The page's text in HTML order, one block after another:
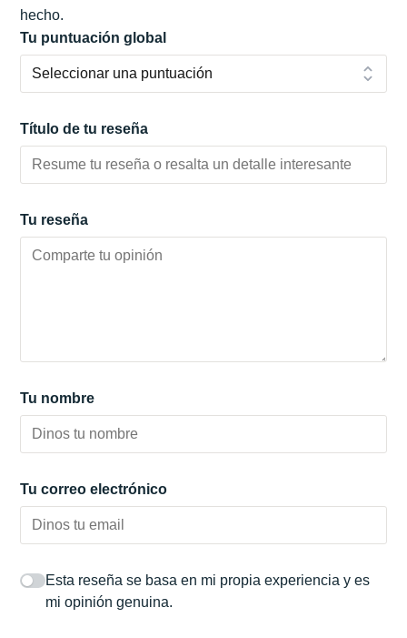
hecho.
Tu puntuación global
Título de tu reseña
Tu reseña
Tu nombre
Tu correo electrónico
Esta reseña se basa en mi propia experiencia y es
mi opinión genuina.